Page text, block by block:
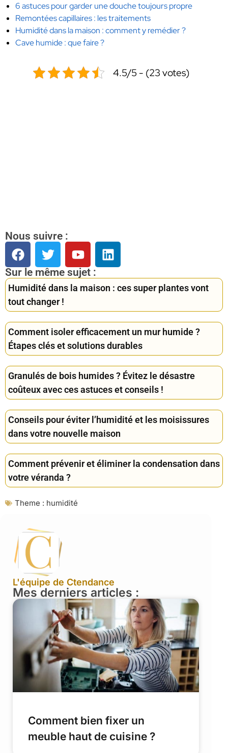
6 astuces pour garder une douche toujours propre
Remontées capillaires : les traitements
Humidité dans la maison : comment y remédier ?
Cave humide : que faire ?
4.5/5 - (23 votes)
Nous suivre :
Sur le même sujet :
Humidité dans la maison : ces super plantes vont
tout changer !
Comment isoler efficacement un mur humide ?
Étapes clés et solutions durables
Granulés de bois humides ? Évitez le désastre
coûteux avec ces astuces et conseils !
Conseils pour éviter l’humidité et les moisissures
dans votre nouvelle maison
Comment prévenir et éliminer la condensation dans
votre véranda ?
Theme : humidité
L'équipe de Ctendance
Mes derniers articles :
Comment bien fixer un
meuble haut de cuisine ?